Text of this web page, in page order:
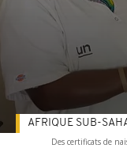
Des certificats de
AFRIQUE SUB-